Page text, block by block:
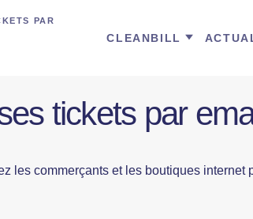
PAR
CLEANBILL
tickets par
les commerçants et les boutiques internet